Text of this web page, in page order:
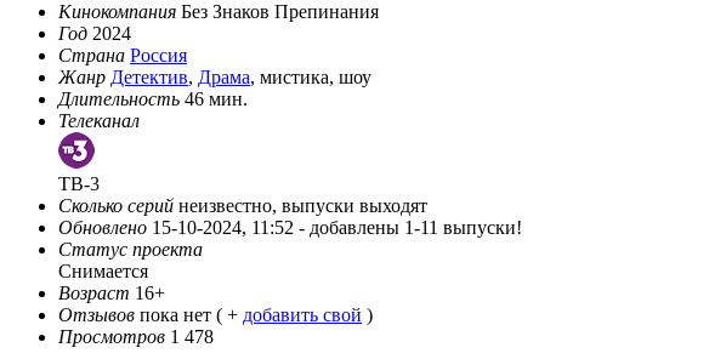
Кинокомпания Без Знаков Препинания
Год 2024
Страна Россия
Жанр Детектив, Драма, мистика, шоу
Длительность 46 мин.
Телеканал
ТВ-3
Сколько серий неизвестно, выпуски выходят
Обновлено 15-10-2024, 11:52 - добавлены 1-11 выпуски!
Статус проекта
Снимается
Возраст 16+
Отзывов пока нет ( + добавить свой )
Просмотров 1 478